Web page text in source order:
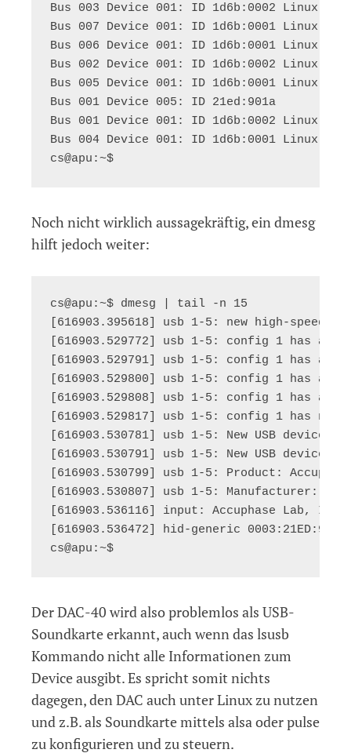
Bus 003 Device 001: ID 1d6b:0002 Linux
Bus 007 Device 001: ID 1d6b:0001 Linux
Bus 006 Device 001: ID 1d6b:0001 Linux
Bus 002 Device 001: ID 1d6b:0002 Linux
Bus 005 Device 001: ID 1d6b:0001 Linux
Bus 001 Device 005: ID 21ed:901a
Bus 001 Device 001: ID 1d6b:0002 Linux
Bus 004 Device 001: ID 1d6b:0001 Linux
Noch nicht wirklich aussagekräftig, ein dmesg
hilft jedoch weiter:
cs@apu:~$ dmesg | tail -n 15
[616903.395618] usb 1-5: new high-speed
[616903.529772] usb 1-5: config 1 has
[616903.529791] usb 1-5: config 1 has
[616903.529800] usb 1-5: config 1 has
[616903.529808] usb 1-5: config 1 has
[616903.529817] usb 1-5: config 1 has no
[616903.530781] usb 1-5: New USB device
[616903.530791] usb 1-5: New USB device
[616903.530799] usb 1-5: Product:
[616903.530807] usb 1-5: Manufacturer:
[616903.536116] input: Accuphase Lab,
[616903.536472] hid-generic
Der DAC-40 wird also problemlos als USB-
Soundkarte erkannt, auch wenn das lsusb
Kommando nicht alle Informationen zum
Device ausgibt. Es spricht somit nichts
dagegen, den DAC auch unter Linux zu nutzen
und z.B. als Soundkarte mittels alsa oder pulse
zu konfigurieren und zu steuern.